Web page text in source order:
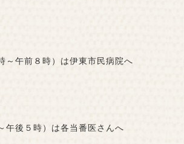
～午前８時）は伊東市民病院へ
午後５時）は各当番医さんへ